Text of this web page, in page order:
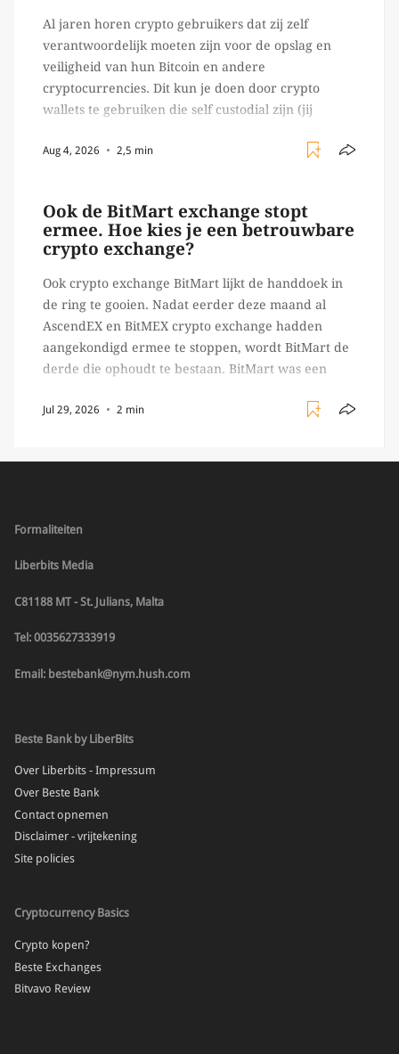
Al jaren horen crypto gebruikers dat zij zelf
verantwoordelijk moeten zijn voor de opslag en
veiligheid van hun Bitcoin en andere
cryptocurrencies. Dit kun je doen door crypto
wallets te gebruiken die self custodial zijn (jij
Ledger of Trezor bijvoorbeeld. Echter, op 29 juli
Aug 4, 2026 2,5 min
Ook de BitMart exchange stopt
ermee. Hoe kies je een betrouwbare
crypto exchange?
Ook crypto exchange BitMart lijkt de handdoek in
de ring te gooien. Nadat eerder deze maand al
AscendEX en BitMEX crypto exchange hadden
aangekondigd ermee te stoppen, wordt BitMart de
derde die ophoudt te bestaan. BitMart was een
crypto handelaren terecht konden om te handelen
Jul 29, 2026 2 min
Formaliteiten
Liberbits Media
C81188 MT - St. Julians, Malta
Tel: 0035627333919
Email: bestebank@nym.hush.com
Beste Bank by LiberBits
Over Liberbits - Impressum
Over Beste Bank
Contact opnemen
Disclaimer - vrijtekening
Site policies
Cryptocurrency Basics
Crypto kopen?
Beste Exchanges
Bitvavo Review